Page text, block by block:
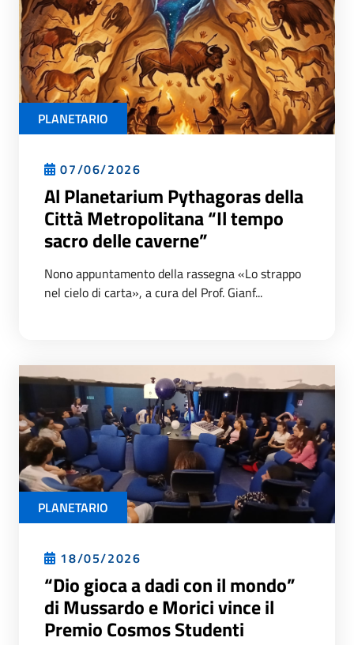
PLANETARIO
07/06/2026
Al Planetarium Pythagoras della
Città Metropolitana “Il tempo
sacro delle caverne”
Nono appuntamento della rassegna «Lo strappo
nel cielo di carta», a cura del Prof. Gianf...
PLANETARIO
18/05/2026
“Dio gioca a dadi con il mondo”
di Mussardo e Morici vince il
Premio Cosmos Studenti